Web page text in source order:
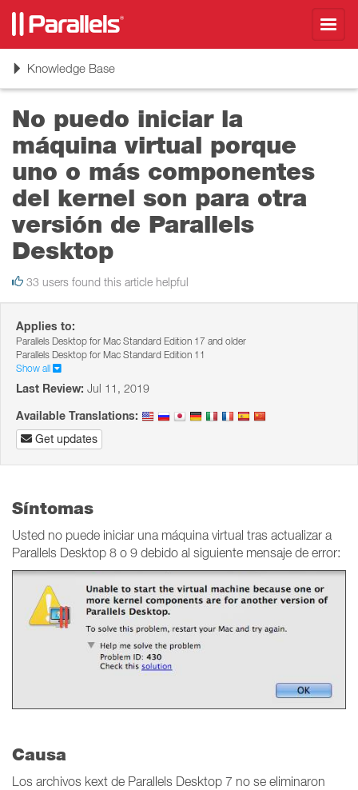
ToggleKnowledge Base
No puedo iniciar la
máquina virtual porque
uno o más componentes
del kernel son para otra
versión de Parallels
Desktop
33 users found this article helpful
Applies to:
Parallels Desktop for Mac Standard Edition 17 and older
Parallels Desktop for Mac Standard Edition 11
Show all
Last Review: Jul 11, 2019
Available Translations:
Get updates
Síntomas
Usted no puede iniciar una máquina virtual tras actualizar a
Parallels Desktop 8 o 9 debido al siguiente mensaje de error:
Causa
Los archivos kext de Parallels Desktop 7 no se eliminaron